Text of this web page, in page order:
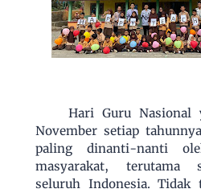
Hari Guru Nasional
November setiap
paling dinanti-nanti
masyarakat, terutama
seluruh Indonesia. Tidak